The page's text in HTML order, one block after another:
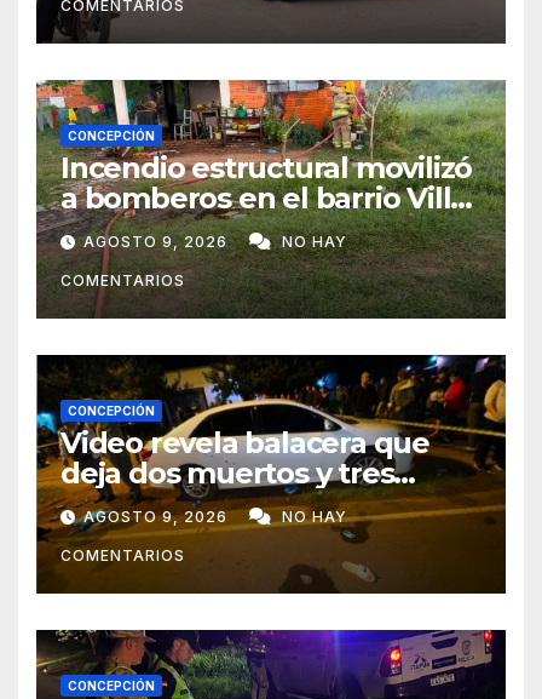
COMENTARIOS
CONCEPCIÓN
Incendio estructural movilizó
a bomberos en el barrio Villa
Alta
AGOSTO 9, 2026 NO HAY
COMENTARIOS
CONCEPCIÓN
Video revela balacera que
deja dos muertos y tres
heridos en Tava’ i, Caazapá
AGOSTO 9, 2026 NO HAY
COMENTARIOS
CONCEPCIÓN